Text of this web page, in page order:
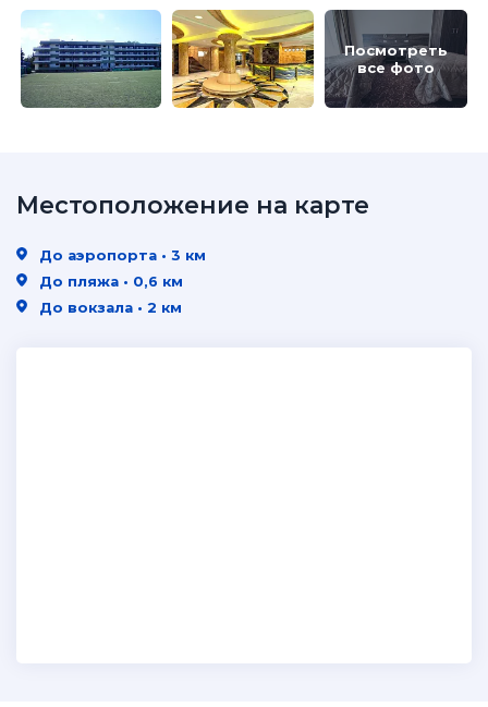
Посмотреть
все фото
Местоположение на карте
До аэропорта • 3 км
До пляжа • 0,6 км
До вокзала • 2 км